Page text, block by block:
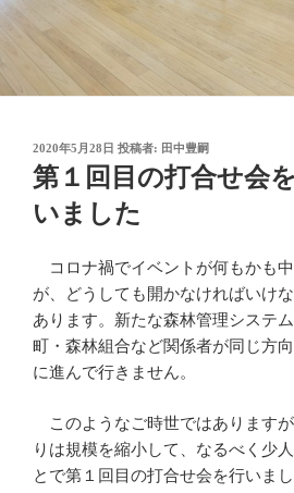
投
稿
日:
2020年5月28日 投稿者: 田中豊嗣
第１回目の打合せ会
いました
コロナ禍でイベントが何もかも
が、どうしても開かなければいけ
あります。新たな森林管理システ
町・森林組合など関係者が同じ方
に進んで行きません。
このようなご時世ではあります
りは規模を縮小して、なるべく少
とで第１回目の打合せ会を行いまし